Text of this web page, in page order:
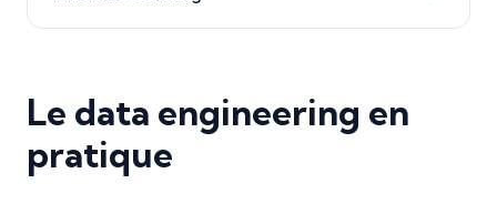
Le data engineering en
pratique